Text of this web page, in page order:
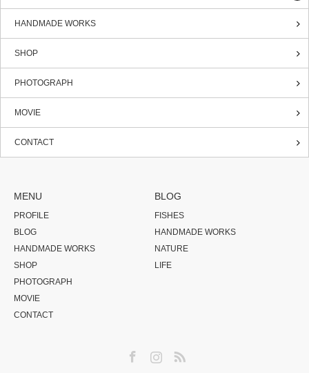
HANDMADE WORKS
SHOP
PHOTOGRAPH
MOVIE
CONTACT
MENU
PROFILE
BLOG
HANDMADE WORKS
SHOP
PHOTOGRAPH
MOVIE
CONTACT
BLOG
FISHES
HANDMADE WORKS
NATURE
LIFE